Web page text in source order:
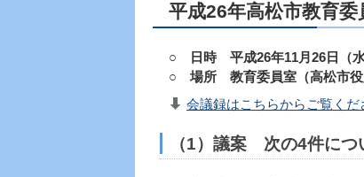
平成26年高松市教育
○ 日時 平成26年11月26日（
○ 場所 教育委員室（高松市役
会議録はこちらからご覧くだ
（1）議案 次の4件につ